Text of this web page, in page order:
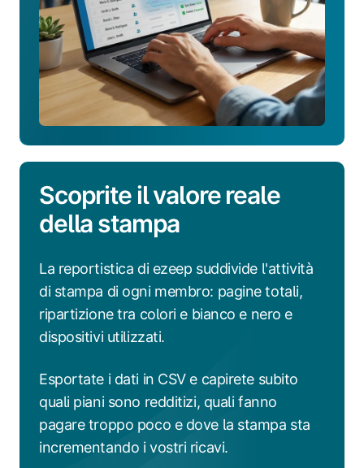
Scoprite il valore reale
della stampa
La reportistica di ezeep suddivide l'attività
di stampa di ogni membro: pagine totali,
ripartizione tra colori e bianco e nero e
dispositivi utilizzati.
Esportate i dati in CSV e capirete subito
quali piani sono redditizi, quali fanno
pagare troppo poco e dove la stampa sta
incrementando i vostri ricavi.